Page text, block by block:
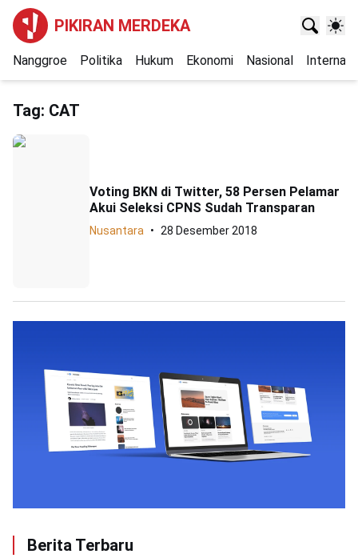
PIKIRAN MERDEKA
Nanggroe Politika Hukum Ekonomi Nasional
Tag: CAT
Voting BKN di Twitter, 58 Persen Pelamar
Akui Seleksi CPNS Sudah Transparan
Nusantara 28 Desember 2018
Berita Terbaru